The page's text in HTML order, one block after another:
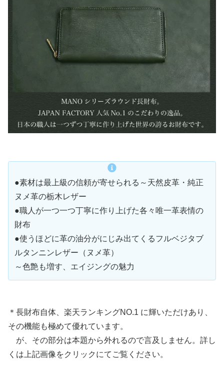
●素材は最上級の信頼が寄せられる～天然皮革・純正
ヌメ革の栃木レザー
●職人が一つ一つ丁寧に作り上げた各々唯一革表情の
財布
●使うほどに革の油分がにじみ出てくるフルベジタブ
ルタンニンレザー（ヌメ革）
～色艶も増す、エイジングの魅力
＊長財布自体、楽天ランキングNO.1 に輝いただけあり、
その機能も極めて優れています。
が、その部分は本題から外れるので言及しません。詳し
くは上記画像をクリックにてご覧ください。